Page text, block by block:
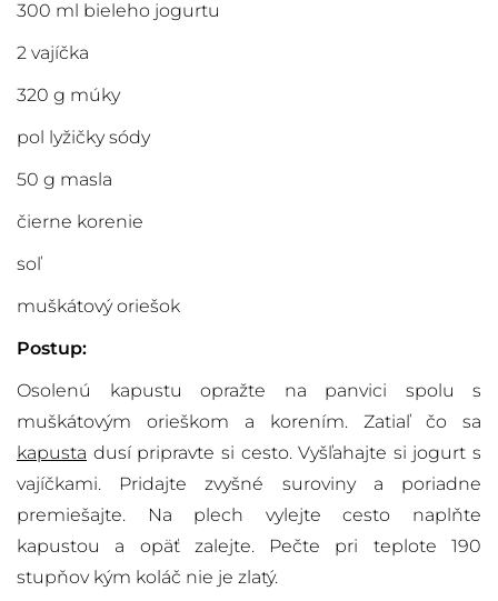
300 ml bieleho jogurtu
2 vajíčka
320 g múky
pol lyžičky sódy
50 g masla
čierne korenie
soľ
muškátový oriešok
Postup:
Osolenú kapustu opražte na panvici spolu s
muškátovým orieškom a korením. Zatiaľ čo sa
kapusta dusí pripravte si cesto. Vyšľahajte si jogurt s
vajíčkami. Pridajte zvyšné suroviny a poriadne
premiešajte. Na plech vylejte cesto naplňte
kapustou a opäť zalejte. Pečte pri teplote 190
stupňov kým koláč nie je zlatý.